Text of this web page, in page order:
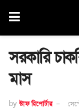
সরকারি
মাস
by স্টাফ রিপোর্টার